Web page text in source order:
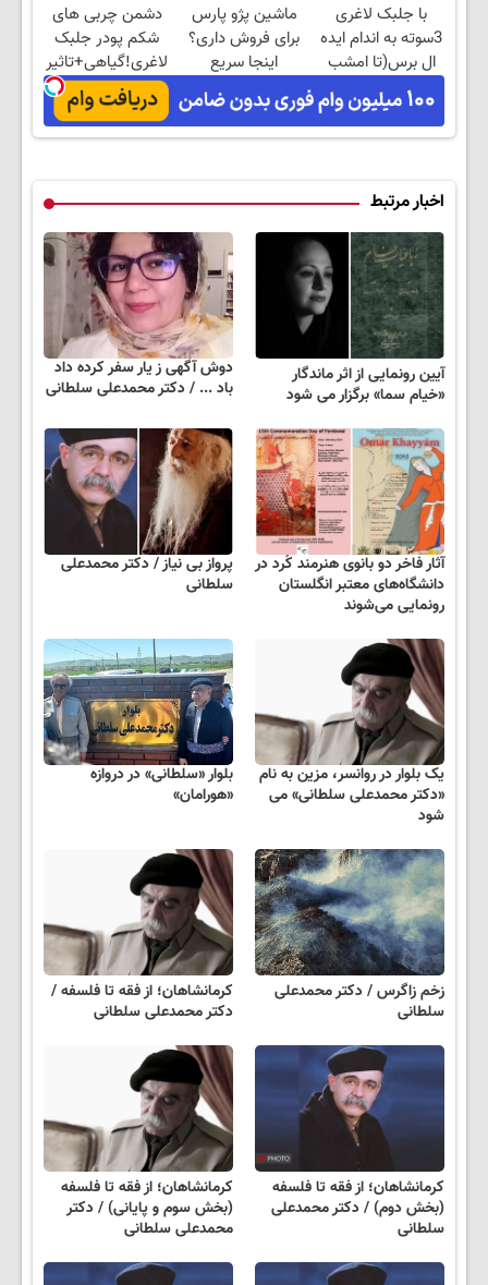
با جلبک لاغری
3سوته به اندام ایده
ال برس(تا امشب
تخفیف ویژه)
ماشین پژو پارس
برای فروش داری؟
اینجا سریع
دشمن چربی های
شکم پودر جلبک
لاغری!گیاهی+تاثیر
فوری
اخبار مرتبط
آیین رونمایی از اثر ماندگار
«خیام سما» برگزار می شود
دوش آگهی ز یار سفر کرده داد
باد ... / دکتر محمدعلی سلطانی
آثار فاخر دو بانوی هنرمند کُرد در
دانشگاه‌های معتبر انگلستان
رونمایی می‌شوند
پرواز بی نیاز / دکتر محمدعلی
سلطانی
یک بلوار در روانسر، مزین به نام
«دکتر محمدعلی سلطانی» می
شود
بلوار «سلطانی» در دروازه
«هورامان»
زخم زاگرس / دکتر محمدعلی
سلطانی
کرمانشاهان؛ از فقه تا فلسفه /
دکتر محمدعلی سلطانی
کرمانشاهان؛ از فقه تا فلسفه
(بخش دوم) / دکتر محمدعلی
سلطانی
کرمانشاهان؛ از فقه تا فلسفه
(بخش سوم و پایانی) / دکتر
محمدعلی سلطانی